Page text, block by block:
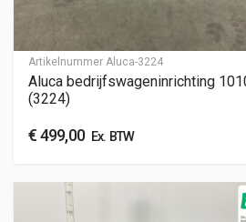
Artikelnummer Aluca-3224
Aluca bedrijfswageninrichting
(3224)
€499,00Ex. BTW